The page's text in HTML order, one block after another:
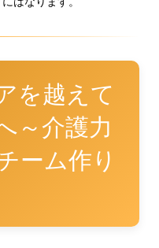
を越えて
～介護力
ーム作り